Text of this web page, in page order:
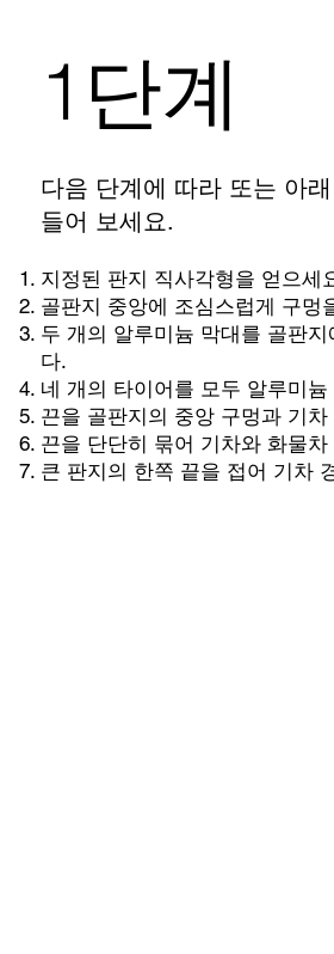
1단계
다음 단계에 따라 또는 아
들어 보세요.
지정된 판지 직사각형을 얻으세
골판지 중앙에 조심스럽게 구멍
두 개의 알루미늄 막대를 골판
다.
네 개의 타이어를 모두 알루미
끈을 골판지의 중앙 구멍과 기
끈을 단단히 묶어 기차와 화물
큰 판지의 한쪽 끝을 접어 기차